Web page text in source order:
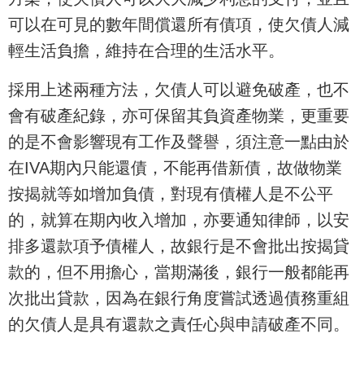
可以在可見的數年間償還所有債項，使欠債人減
輕生活負擔，維持在合理的生活水平。
採用上述兩種方法，欠債人可以避免破產，也不
會有破產紀錄，亦可保留其負資產物業，更重要
的是不會影響現有工作及聲譽，須注意一點由於
在IVA期內只能還債，不能再借新債，故做物業
按揭就等如增加負債，對現有債權人是不公平
的，就算在期內收入增加，亦要通知律師，以安
排多還款項予債權人，故銀行是不會批出按揭貸
款的，但不用擔心，當期滿後，銀行一般都能再
次批出貸款，因為在銀行角度嘗試透過債務重組
的欠債人是具有還款之責任心與申請破產不同。